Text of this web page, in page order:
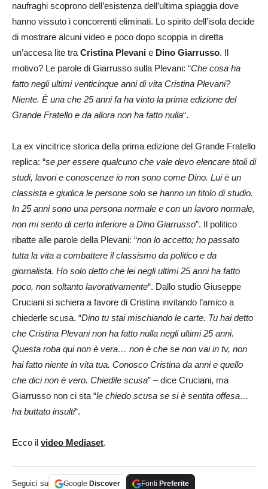
naufraghi scoprono dell’esistenza dell’ultima spiaggia dove
hanno vissuto i concorrenti eliminati. Lo spirito dell’isola decide
di mostrare alcuni video e poco dopo scoppia in diretta
un’accesa lite traCristina Plevani e Dino Giarrusso. Il
motivo? Le parole di Giarrusso sulla Plevani: “Che cosa ha
fatto negli ultimi venticinque anni di vita Cristina Plevani?
Niente. È una che 25 anni fa ha vinto la prima edizione del
Grande Fratello e da allora non ha fatto nulla“.
La ex vincitrice storica della prima edizione del Grande Fratello
replica: “se per essere qualcuno che vale devo elencare titoli di
studi, lavori e conoscenze io non sono come Dino. Lui è un
classista e giudica le persone solo se hanno un titolo di studio.
In 25 anni sono una persona normale e con un lavoro normale,
non mi sento di certo inferiore a Dino Giarrusso”. Il politico
ribatte alle parole della Plevani: “non lo accetto; ho passato
tutta la vita a combattere il classismo da politico e da
giornalista. Ho solo detto che lei negli ultimi 25 anni ha fatto
poco, non soltanto lavorativamente“. Dallo studio Giuseppe
Cruciani si schiera a favore di Cristina invitando l’amico a
chiederle scusa. “Dino tu stai mischiando le carte. Tu hai detto
che Cristina Plevani non ha fatto nulla negli ultimi 25 anni.
Questa roba qui non è vera… non è che se non vai in tv, non
hai fatto niente in vita tua. Conosco Cristina da anni e quello
che dici non è vero. Chiedile scusa” – dice Cruciani, ma
Giarrusso non ci sta “le chiedo scusa se si è sentita offesa…
ha buttato insulti“.
Ecco il video Mediaset.
Seguici su Google Discover Fonti Preferite